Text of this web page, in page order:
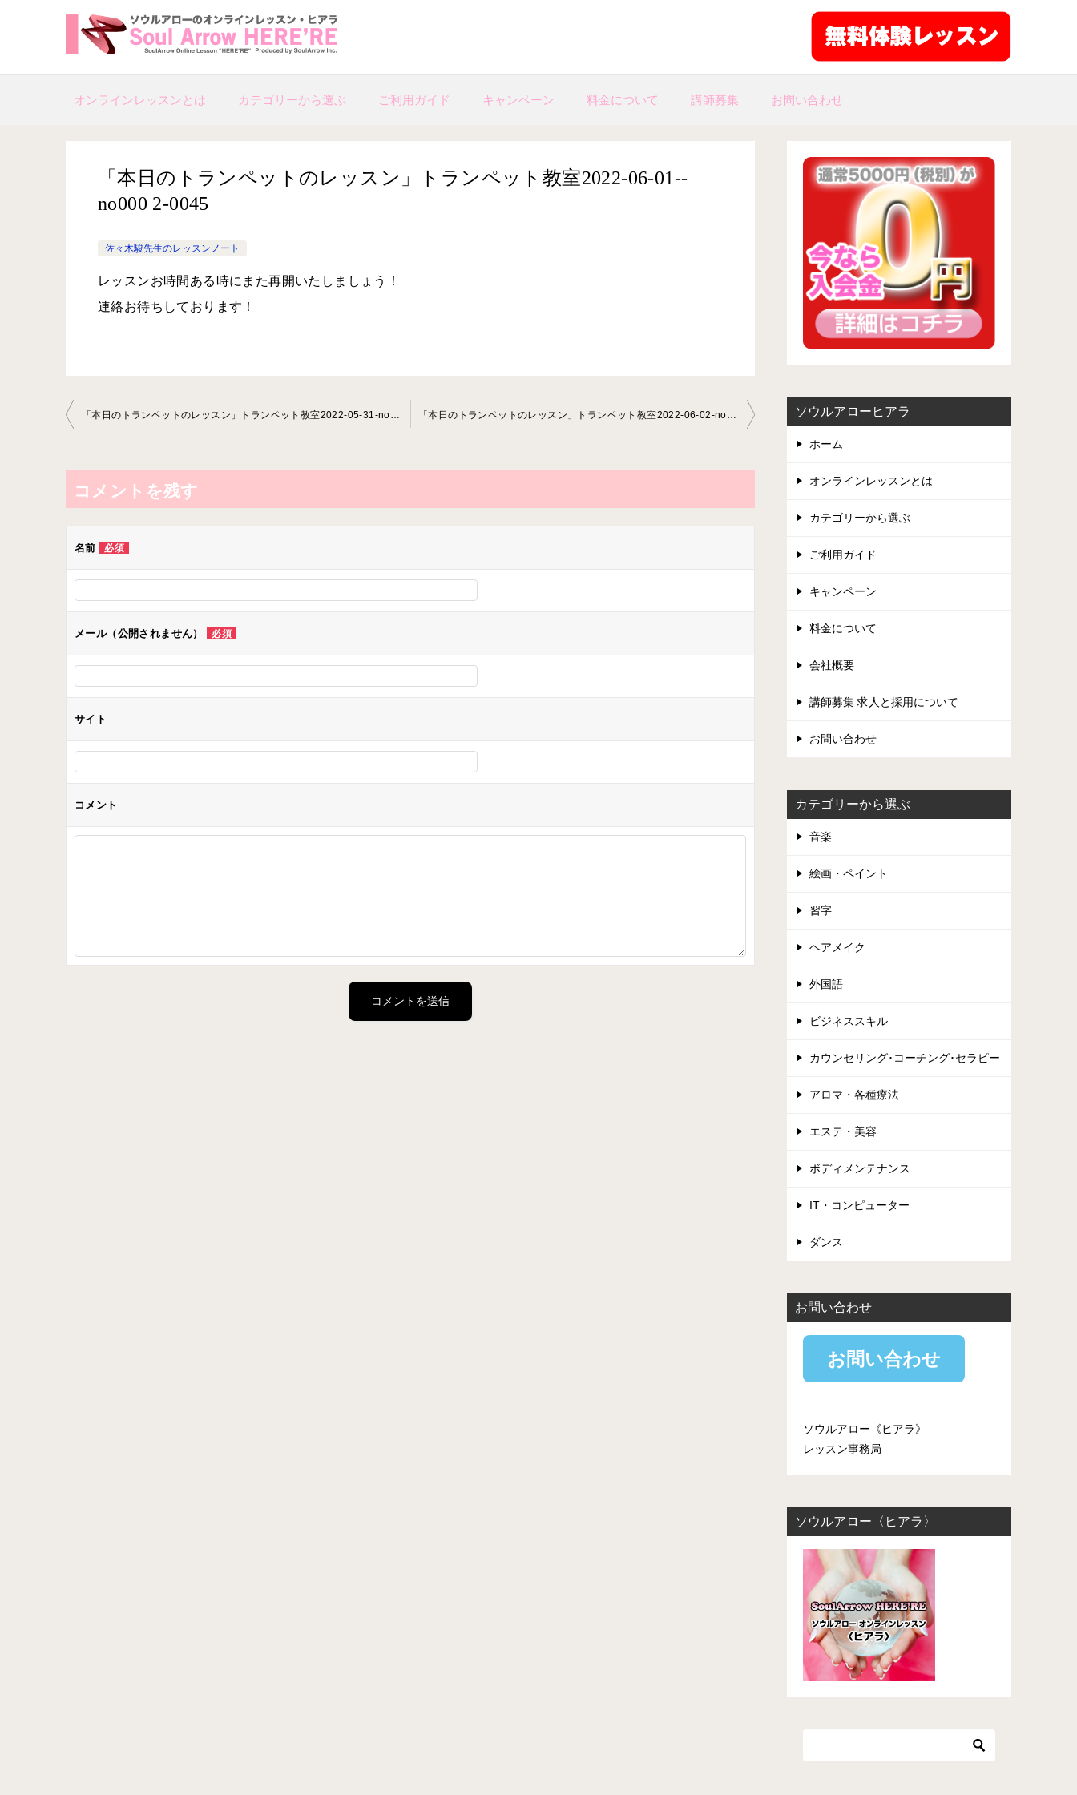
オンラインレッスンとは カテゴリーから選ぶ ご利用ガイド キャンペーン 料金について 講師募集 お問い合わせ
「本日のトランペットのレッスン」トランペット教室2022-06-01-­
no000 2-­0045
佐々木駿先生のレッスンノート
レッスンお時間ある時にまた再開いたしましょう！
連絡お待ちしております！
投
ビ
ゲ
ー
コメントを残す
名前 必須
メール（公開されません） 必須
サイト
コメント
ソウルアローヒアラ
ホーム
オンラインレッスンとは
カテゴリーから選ぶ
ご利用ガイド
キャンペーン
料金について
会社概要
講師募集 求人と採用について
お問い合わせ
カテゴリーから選ぶ
音楽
絵画・ペイント
習字
ヘアメイク
外国語
ビジネススキル
カウンセリング･コーチング･セラピー
アロマ・各種療法
エステ・美容
ボディメンテナンス
IT・コンピューター
ダンス
お問い合わせ
お問い合わせ
ソウルアロー《ヒアラ》
レッスン事務局
ソウルアロー〈ヒアラ〉